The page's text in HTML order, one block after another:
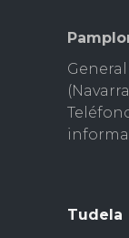
Tudela